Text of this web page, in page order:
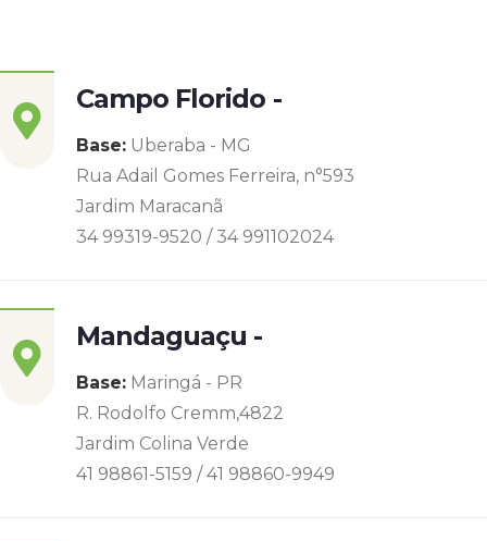
Campo Florido -
Base: Uberaba - MG
Rua Adail Gomes Ferreira, n°593
Jardim Maracanã
34 99319-9520 / 34 991102024
Mandaguaçu -
Base: Maringá - PR
R. Rodolfo Cremm,4822
Jardim Colina Verde
41 98861-5159 / 41 98860-9949